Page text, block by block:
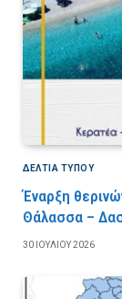
ΔΕΛΤΙΑ ΤΥΠΟΥ
Έναρξη
Θάλασσα –
30 ΙΟΥΛΊΟΥ 2026